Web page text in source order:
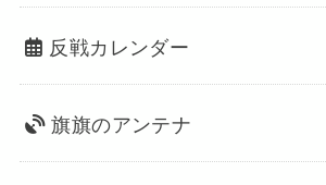
反戦カレンダー
旗旗のアンテナ